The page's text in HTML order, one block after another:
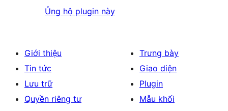
Ủng hộ plugin này
Giới thiệu
Tin tức
Lưu trữ
Quyền riêng tư
Trưng bày
Giao diện
Plugin
Mẫu khối